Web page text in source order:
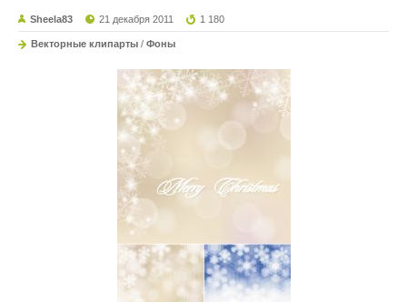
Sheela83 21 декабря 2011 1 180
Векторные клипарты / Фоны